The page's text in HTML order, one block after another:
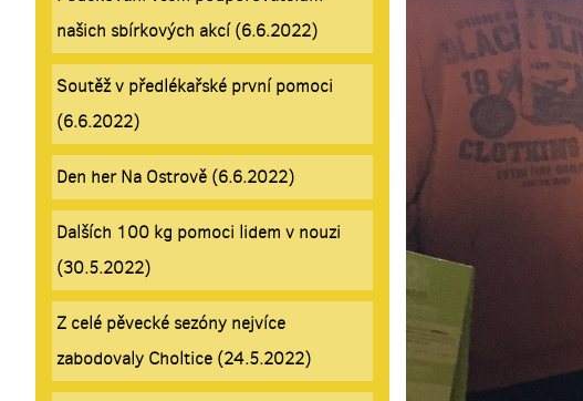
našich sbírkových akcí (6.6.2022)
Soutěž v předlékařské první pomoci
(6.6.2022)
Den her Na Ostrově (6.6.2022)
Dalších 100 kg pomoci lidem v nouzi
(30.5.2022)
Z celé pěvecké sezóny nejvíce
zabodovaly Choltice (24.5.2022)